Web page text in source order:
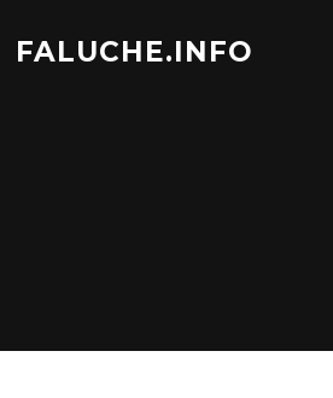
contenu
FALUCHE.INFO